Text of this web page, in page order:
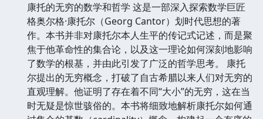
康托的无穷的数学和哲学 这是一部深入探索数学巨匠
格奥尔格·康托尔（Georg Cantor）划时代思想的著
作。本书并非对康托尔本人生平的传记式记述，而是聚
焦于他革命性的集合论，以及这一理论如何深刻地影响
了数学的根基，并由此引发了广泛的哲学思考。 康托
尔提出的无穷概念，打破了自古希腊以来人们对无穷的
直观理解。他证明了存在着不同“大小”的无穷，这在当
时无疑是惊世骇俗的。本书将细致地解析康托尔如何通